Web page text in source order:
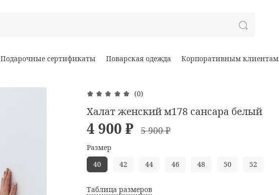
Подарочные сертификаты Поварская одежда Корпоративным клиентам
(0)
Халат женский м178 сансара белый
4 900 ₽ 5 900 ₽
Таблица размеров
Размер
40
42 44 46 48 50 52